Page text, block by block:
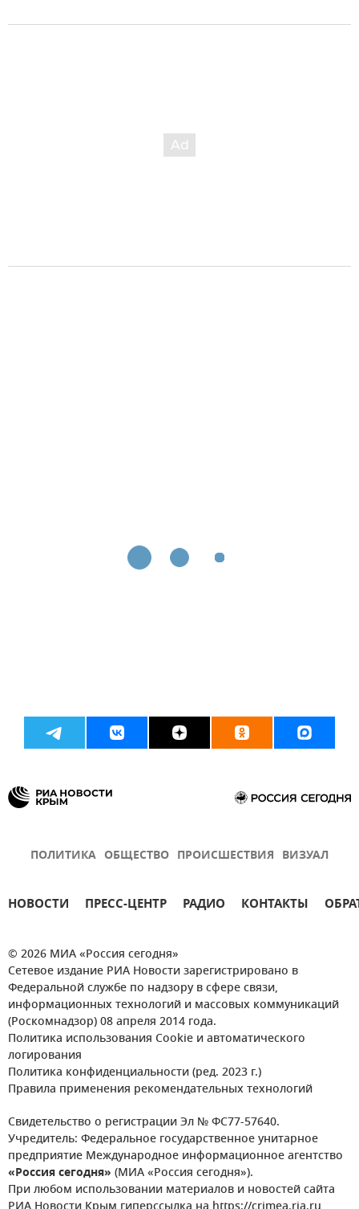
ПОЛИТИКА ОБЩЕСТВО ПРОИСШЕСТВИЯ ВИЗУАЛ
НОВОСТИ ПРЕСС-ЦЕНТР РАДИО КОНТАКТЫ
© 2026 МИА «Россия сегодня»
Сетевое издание РИА Новости зарегистрировано в
Федеральной службе по надзору в сфере связи,
информационных технологий и массовых коммуникаций
(Роскомнадзор) 08 апреля 2014 года.
Политика использования Cookie и автоматического
логирования
Политика конфиденциальности (ред. 2023 г.)
Правила применения рекомендательных технологий
Свидетельство о регистрации Эл № ФС77-57640.
Учредитель: Федеральное государственное унитарное
предприятие Международное информационное агентство
«Россия сегодня» (МИА «Россия сегодня»).
При любом использовании материалов и новостей сайта